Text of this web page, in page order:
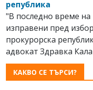
република
"В последно време на
изправени пред
прокурорска
адвокат Здравка
КАКВО СЕ ТЪРСИ?